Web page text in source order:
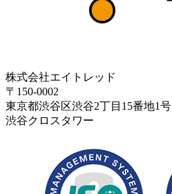
株式会社エイトレッド
〒150-0002
東京都渋谷区渋谷2丁目15番地1号
渋谷クロスタワー